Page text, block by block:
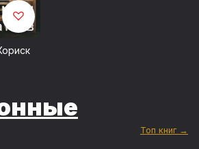
Топ книг →